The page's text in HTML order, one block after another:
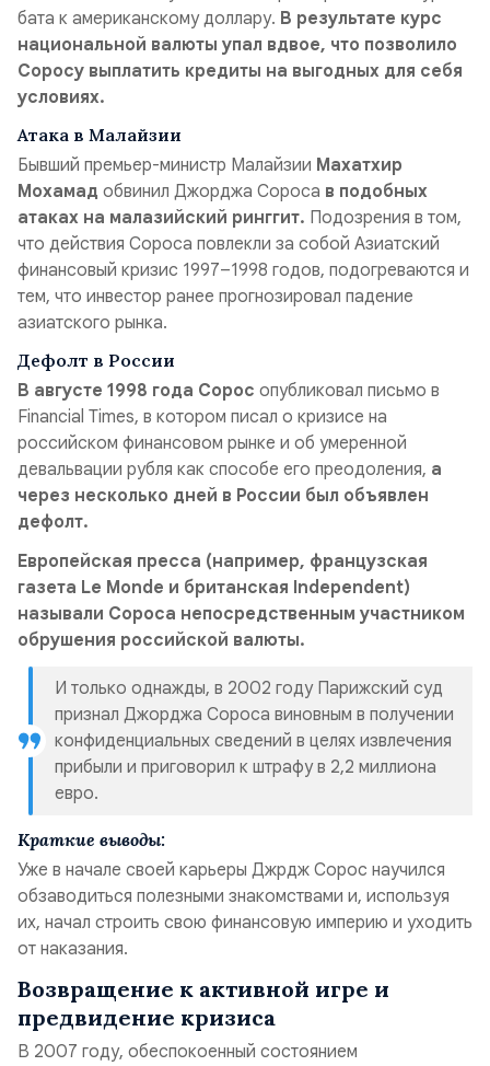
бата к американскому доллару. В результате курс
национальной валюты упал вдвое, что позволило
Соросу выплатить кредиты на выгодных для себя
условиях.
Атака в Малайзии
Бывший премьер-министр Малайзии Махатхир
Мохамад обвинил Джорджа Сороса в подобных
атаках на малазийский ринггит. Подозрения в том,
что действия Сороса повлекли за собой Азиатский
финансовый кризис 1997–1998 годов, подогреваются и
тем, что инвестор ранее прогнозировал падение
азиатского рынка.
Дефолт в России
В августе 1998 года Сорос опубликовал письмо в
Financial Times, в котором писал о кризисе на
российском финансовом рынке и об умеренной
девальвации рубля как способе его преодоления, а
через несколько дней в России был объявлен
дефолт.
Европейская пресса (например, французская
газета Le Monde и британская Independent)
называли Сороса непосредственным участником
обрушения российской валюты.
И только однажды, в 2002 году Парижский суд
признал Джорджа Сороса виновным в получении
конфиденциальных сведений в целях извлечения
прибыли и приговорил к штрафу в 2,2 миллиона
евро.
Краткие выводы:
Уже в начале своей карьеры Джрдж Сорос научился
обзаводиться полезными знакомствами и, используя
их, начал строить свою финансовую империю и уходить
от наказания.
Возвращение к активной игре и
предвидение кризиса
В 2007 году, обеспокоенный состоянием